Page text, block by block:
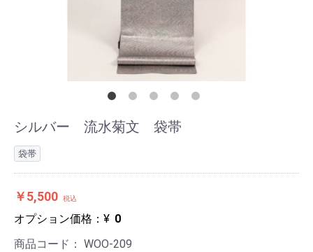
シルバー 流水菊文 袋帯
袋帯
￥5,500 税込
オプション価格：¥ 0
商品コード： WOO-209